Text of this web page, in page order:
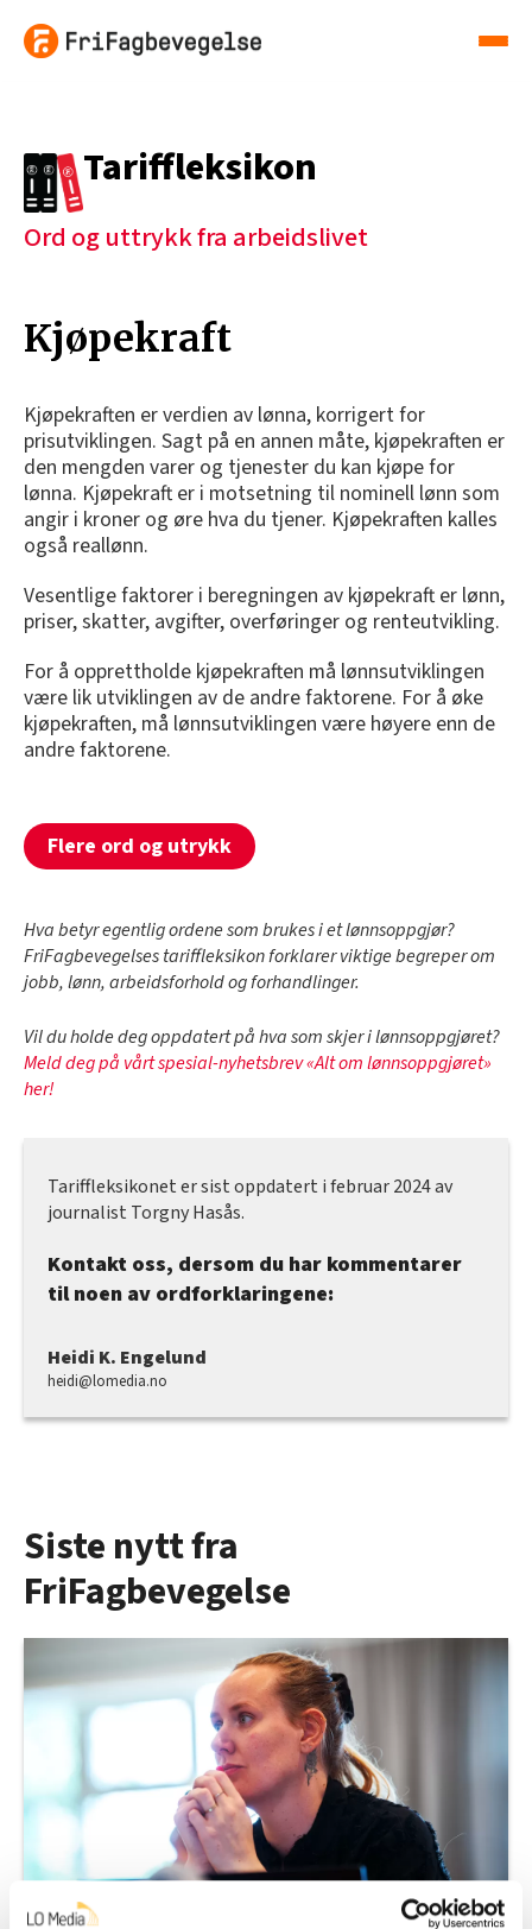
Tariffleksikon
Ord og uttrykk fra arbeidslivet
Kjøpekraft
Kjøpekraften er verdien av lønna, korrigert for
prisutviklingen. Sagt på en annen måte, kjøpekraften er
den mengden varer og tjenester du kan kjøpe for
lønna. Kjøpekraft er i motsetning til nominell lønn som
angir i kroner og øre hva du tjener. Kjøpekraften kalles
også reallønn.
Vesentlige faktorer i beregningen av kjøpekraft er lønn,
priser, skatter, avgifter, overføringer og renteutvikling.
For å opprettholde kjøpekraften må lønnsutviklingen
være lik utviklingen av de andre faktorene. For å øke
kjøpekraften, må lønnsutviklingen være høyere enn de
andre faktorene.
Flere ord og utrykk
Hva betyr egentlig ordene som brukes i et lønnsoppgjør?
FriFagbevegelses tariffleksikon forklarer viktige begreper om
jobb, lønn, arbeidsforhold og forhandlinger.
Vil du holde deg oppdatert på hva som skjer i lønnsoppgjøret?
Meld deg på vårt spesial-nyhetsbrev «Alt om lønnsoppgjøret»
her!
Tariffleksikonet er sist oppdatert i februar 2024 av
journalist Torgny Hasås.
Kontakt oss, dersom du har kommentarer
til noen av ordforklaringene:
Heidi K. Engelund
heidi@lomedia.no
Siste nytt fra
FriFagbevegelse
– Vi har blitt dårligere til å respektere